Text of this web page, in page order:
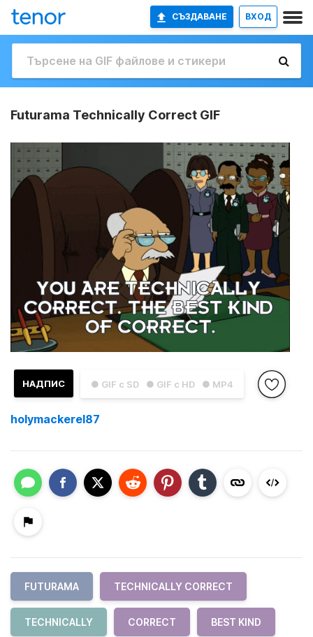
СЪЗДАВАНЕ ВХОД
Futurama Technically Correct GIF
● GIF с SD ● GIF с HD ● MP4
НАДПИС
holymackerel87
FUTURAMA TECHNICALLY CORRECT
TECHNICALLY CORRECT BEST KIND